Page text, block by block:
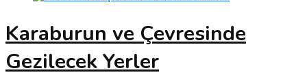
Karaburun ve Çevresinde
Gezilecek Yerler